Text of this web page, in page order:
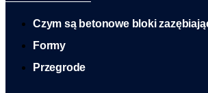
Czym są betonowe bloki
Formy
Przegrode